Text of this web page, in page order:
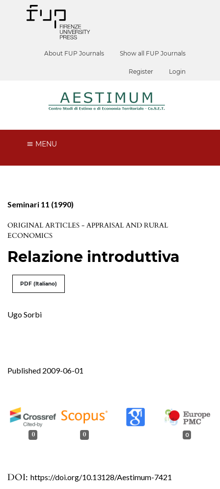
About FUP Journals Show all FUP Journals
Register Login
MENU
Seminari 11 (1990)
ORIGINAL ARTICLES - APPRAISAL AND RURAL
ECONOMICS
Relazione introduttiva
PDF (Italiano)
Ugo Sorbi
DOI: https://doi.org/10.13128/Aestimum-7421
Published 2009-06-01
0 0 0